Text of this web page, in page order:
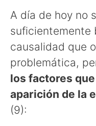
A día de hoy no
suficientemente
causalidad que
problemática,
los factores
aparición de la
(9):